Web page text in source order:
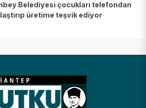
Belediyesi çocukları telefondan
üretime teşvik ediyor